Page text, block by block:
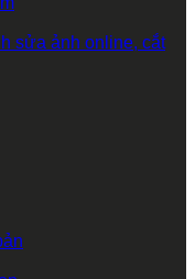
sửa ảnh online, cắt